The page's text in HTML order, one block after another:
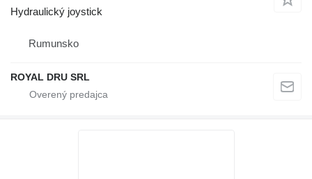
Hydraulický joystick
Rumunsko
ROYAL DRU SRL